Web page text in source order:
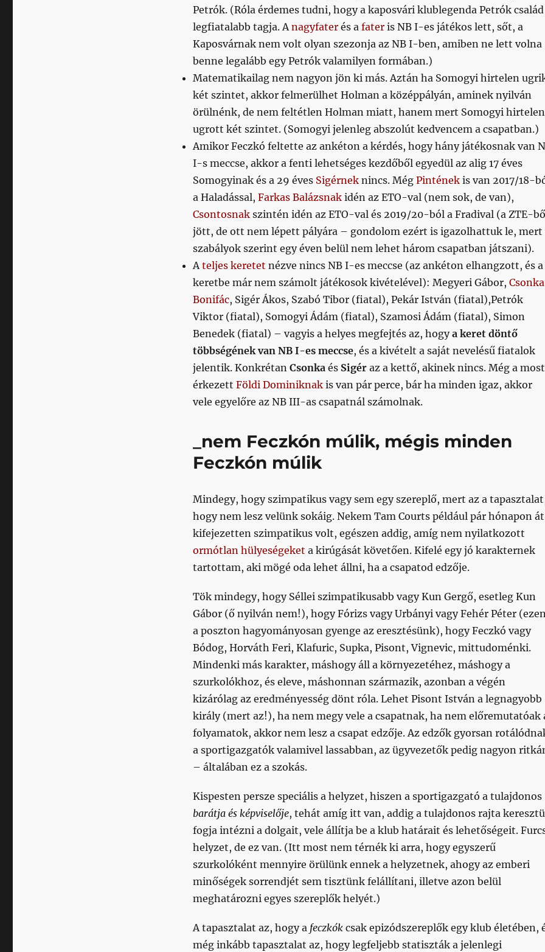
Petrók. (Róla érdemes tudni, hogy a kaposvári klublegenda Petrók család
legfiatalabb tagja. Anagyfaterés a fateris NB I-es játékos lett, sőt, a
Kaposvárnak nem volt olyan szezonja az NB I-ben, amiben ne lett volna
benne legalább egy Petrók valamilyen formában.)
Matematikailag nem nagyon jön ki más. Aztán ha Somogyi hirtelen
két szintet, akkor felmerülhet Holman a középpályán, aminek nyilván
örülnénk, de nem feltétlen Holman miatt, hanem mert Somogyi hirtelen
ugrott két szintet. (Somogyi jelenleg abszolút kedvencem a csapatban.)
Amikor Feczkó feltette az ankéton a kérdés, hogy hány játékosnak van
I-s meccse, akkor a fenti lehetséges kezdőből egyedül az alig 17 éves
Somogyinak és a 29 éves Sigérneknincs. Még Pinténekis van 2017/18-
a Haladással, Farkas Balázsnakidén az ETO-val (nem sok, de van),
Csontosnakszintén idén az ETO-val és 2019/20-ból a Fradival (a ZTE-
jött, de ott nem lépett pályára – gondolom ezért is igazolhattuk le, mert
szabályok szerint egy éven belül nem lehet három csapatban játszani).
Ateljes keretet nézve nincs NB I-es meccse (az ankéton elhangzott, és a
keretbe már nem számolt játékosok kivételével): Megyeri Gábor, Csonka
Bonifác, Sigér Ákos, Szabó Tibor (fiatal), Pekár István (fiatal),Petrók
Viktor (fiatal), Somogyi Ádám (fiatal), Szamosi Ádám (fiatal), Simon
Benedek (fiatal) – vagyis a helyes megfejtés az, hogya keret döntő
többségének van NB I-es meccse, és a kivételt a saját nevelésű fiatalok
jelentik. Konkrétan Csonka és Sigér az a kettő, akinek nincs. Még a most
érkezett Földi Dominiknakis van pár perce, bár ha minden igaz, akkor
vele egyelőre az NB III-as csapatnál számolnak.
_nem Feczkón múlik, mégis minden
Feczkón múlik
Mindegy, hogy szimpatikus vagy sem egy szereplő, mert az a
hogy nem lesz velünk sokáig. Nekem Tam Courts például pár hónapon át
kifejezetten szimpatikus volt, egészen addig, amíg nem nyilatkozott
ormótlan hülyeségeket a kirúgását követően. Kifelé egy jó karakternek
tartottam, aki mögé oda lehet állni, ha a csapatod edzője.
Tök mindegy, hogy Séllei szimpatikusabb vagy Kun Gergő, esetleg Kun
Gábor (ő nyilván nem!), hogy Fórizs vagy Urbányi vagy Fehér Péter
a poszton hagyományosan gyenge az eresztésünk), hogy Feczkó vagy
Bódog, Horváth Feri, Klafuric, Supka, Pisont, Vignevic, mittudoménki.
Mindenki más karakter, máshogy áll a környezetéhez, máshogy a
szurkolókhoz, és eleve, máshonnan származik, azonban a végén
kizárólag az eredményesség dönt róla. Lehet Pisont István a legnagyobb
király (mert az!), ha nem megy vele a csapatnak, ha nem előremutatóak
folyamatok, akkor nem lesz a csapat edzője. Az edzők gyorsan
a sportigazgatók valamivel lassabban, az ügyvezetők pedig nagyon
– általában ez a szokás.
Kispesten persze speciális a helyzet, hiszen a sportigazgató a tulajdonos
barátja és képviselője, tehát amíg itt van, addig a tulajdonos rajta
fogja intézni a dolgait, vele állítja be a klub határait és lehetőségeit.
helyzet, de ez van. (Itt most nem térnék ki arra, hogy egyszerű
szurkolóként mennyire örülünk ennek a helyzetnek, ahogy az emberi
minőségek sorrendjét sem tisztünk felállítani, illetve azon belül
meghatározni egyes szereplők helyét.)
A tapasztalat az, hogy a feczkókcsak epizódszereplők egy klub életében,
még inkább tapasztalat az, hogy legfeljebb statiszták a jelenlegi